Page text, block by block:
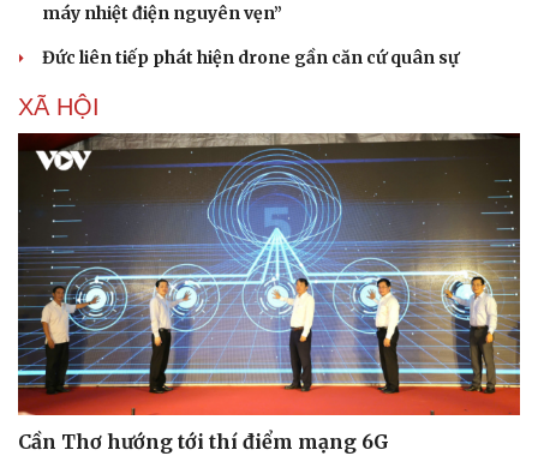
Doanh nghiệp
Thông tin doanh nghiệp
Doanh nghiệp 24h
Doanh nhân
Vì cộng đồng
Công nghệ
Sành điệu
Tin Công nghệ
Trải nghiệm
Chuyển đổi số
máy nhiệt điện nguyên vẹn”
Đức liên tiếp phát hiện drone gần căn cứ quân sự
XÃ HỘI
Cần Thơ hướng tới thí điểm mạng 6G